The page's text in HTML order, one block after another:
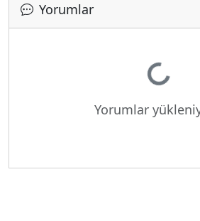
Yorumlar
Yükleniyor...
Yorumlar